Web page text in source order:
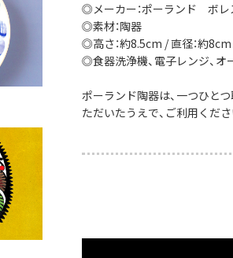
◎メーカー：ポーランド ボレ
◎素材：陶器
◎高さ：約8.5cm / 直径：約
◎食器洗浄機、電子レンジ、オ
ポーランド陶器は、一つひと
ただいたうえで、ご利用くださ